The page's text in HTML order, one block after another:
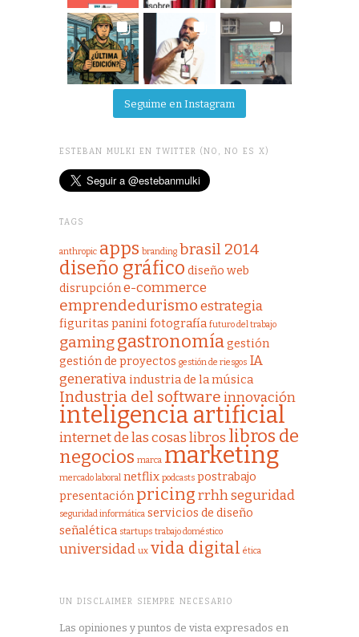
Seguime en Instagram
ESTEBAN MULKI EN TWITTER (NO, NO ES X)
TAGS
anthropic apps branding brasil 2014
diseño gráfico diseño web
disrupcióne-commerce
emprendedurismoestrategia
figuritas panini fotografía futuro del trabajo
gaminggastronomíagestión
gestión de proyectos gestión de riesgos IA
generativa industria de la música
Industria del softwareinnovación
inteligencia artificial
internet de las cosaslibros libros de
negocios marca marketing
mercado laboral netflix podcasts postrabajo
presentación pricingrrhhseguridad
seguridad informática servicios de diseño
señalética startups trabajo doméstico
universidad ux vida digital ética
UN DISCLAIMER SIEMPRE NECESARIO
Las opiniones y puntos de vista expresados en